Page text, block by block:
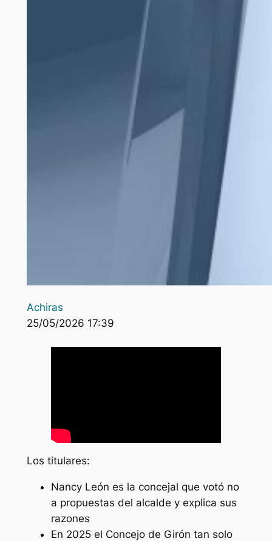
Achiras
25/05/2026 17:39
Los titulares:
Nancy León es la concejal que votó no
a propuestas del alcalde y explica sus
razones
En 2025 el Concejo de Girón tan solo